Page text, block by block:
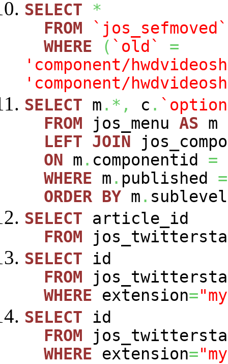
SELECT
*
FROM
`jos_sefmoved`
WHERE
( `old`
=
'component/
'component/
SELECT m .*, c .
FROM jos_menu AS m
LEFT JOIN
ON m . componentid =
WHERE m . published =
ORDER BY m . sublevel
SELECT article_id
FROM
SELECT id
FROM
WHERE extension=
SELECT id
FROM
WHERE extension=